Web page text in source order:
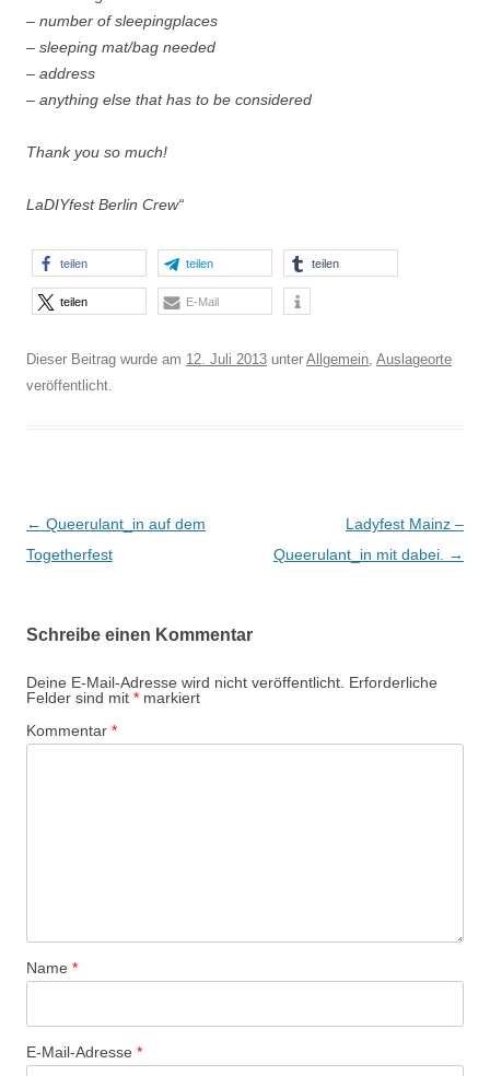
– number of sleepingplaces
– sleeping mat/bag needed
– address
– anything else that has to be considered
Thank you so much!
LaDIYfest Berlin Crew“
teilen teilen teilen
teilen E-Mail
Dieser Beitrag wurde am 12. Juli 2013 unter Allgemein, Auslageorte
veröffentlicht.
Beitrags-
Navigation
← Queerulant_in auf dem
Togetherfest
Ladyfest Mainz –
Queerulant_in mit dabei. →
Schreibe einen Kommentar
Deine E-Mail-Adresse wird nicht veröffentlicht. Erforderliche
Felder sind mit * markiert
Kommentar *
Name *
E-Mail-Adresse *